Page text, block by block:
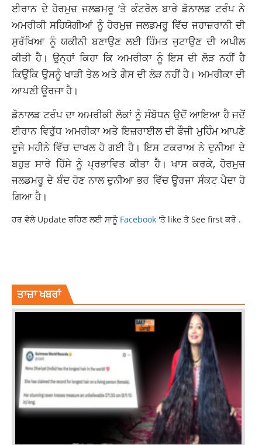
ਈਰਾਨ ਦੇ ਹੋਰਮੁਜ਼ ਜਲਡਮਰੂ ‘ਤੇ ਕੰਟਰੋਲ ਬਾਰੇ ਡੋਨਾਲਡ ਟਰੰਪ ਨੇ
ਅਮਰੀਕੀ ਸਹਿਯੋਗੀਆਂ ਨੂੰ ਹੋਰਮੁਜ਼ ਜਲਡਮਰੂ ਵਿੱਚ ਜਹਾਜ਼ਰਾਨੀ ਦੀ
ਸੁਰੱਖਿਆ ਨੂੰ ਯਕੀਨੀ ਬਣਾਉਣ ਲਈ ਹਿੰਮਤ ਜੁਟਾਉਣ ਦੀ ਅਪੀਲ
ਕੀਤੀ ਹੈ। ਉਨ੍ਹਾਂ ਕਿਹਾ ਕਿ ਅਮਰੀਕਾ ਨੂੰ ਇਸ ਦੀ ਲੋੜ ਨਹੀਂ ਹੈ
ਕਿਉਂਕਿ ਉਸਨੂੰ ਖਾੜੀ ਤੇਲ ਅਤੇ ਗੈਸ ਦੀ ਲੋੜ ਨਹੀਂ ਹੈ। ਅਮਰੀਕਾ ਦੀ
ਆਪਣੀ ਊਰਜਾ ਹੈ।
ਡੋਨਾਲਡ ਟਰੰਪ ਦਾ ਅਮਰੀਕੀ ਲੋਕਾਂ ਨੂੰ ਸੰਬੋਧਨ ਉਦੋਂ ਆਇਆ ਹੈ ਜਦੋਂ
ਈਰਾਨ ਵਿਰੁੱਧ ਅਮਰੀਕਾ ਅਤੇ ਇਜ਼ਰਾਈਲ ਦੀ ਫੌਜੀ ਮੁਹਿੰਮ ਆਪਣੇ
ਦੂਜੇ ਮਹੀਨੇ ਵਿੱਚ ਦਾਖਲ ਹੋ ਗਈ ਹੈ। ਇਸ ਟਕਰਾਅ ਨੇ ਦੁਨੀਆ ਦੇ
ਬਹੁਤ ਸਾਰੇ ਹਿੱਸੇ ਨੂੰ ਪ੍ਰਭਾਵਿਤ ਕੀਤਾ ਹੈ। ਖਾਸ ਕਰਕੇ, ਹੋਰਮੁਜ਼
ਜਲਡਮਰੂ ਦੇ ਬੰਦ ਹੋਣ ਨਾਲ ਦੁਨੀਆ ਭਰ ਵਿੱਚ ਊਰਜਾ ਸੰਕਟ ਪੈਦਾ ਹੋ
ਗਿਆ ਹੈ।
ਹਰ ਵੇਲੇ Update ਰਹਿਣ ਲਈ ਸਾਨੂੰ Facebook 'ਤੇ like ਤੇ See first ਕਰੋ .
ਤਾਜ਼ਾ ਖਬਰਾਂ